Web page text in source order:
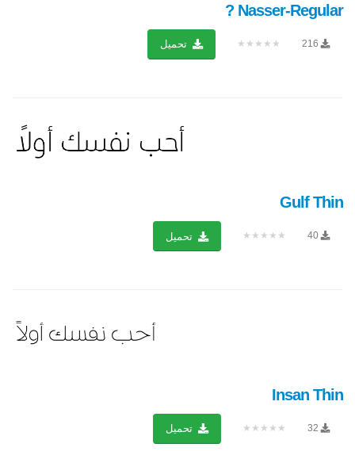
Nasser-Regular ?
216
★★★★★ تحميل
Gulf Thin
40
★★★★★ تحميل
Insan Thin
32
★★★★★ تحميل